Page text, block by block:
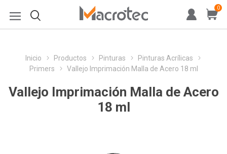
0
Inicio Productos Pinturas
Pinturas Acrílicas
Primers
Vallejo Imprimación Malla de Acero 18 ml
Vallejo Imprimación Malla de Acero
18 ml